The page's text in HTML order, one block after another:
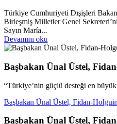
Türkiye Cumhuriyeti Dışişleri
Birleşmiş Milletler Genel
Sayın María...
Devamını oku
Başbakan Ünal Üstel,
“Türkiye’nin güçlü desteği en
Başbakan Ünal Üstel, Fidan-
Başbakan Ünal Üstel,